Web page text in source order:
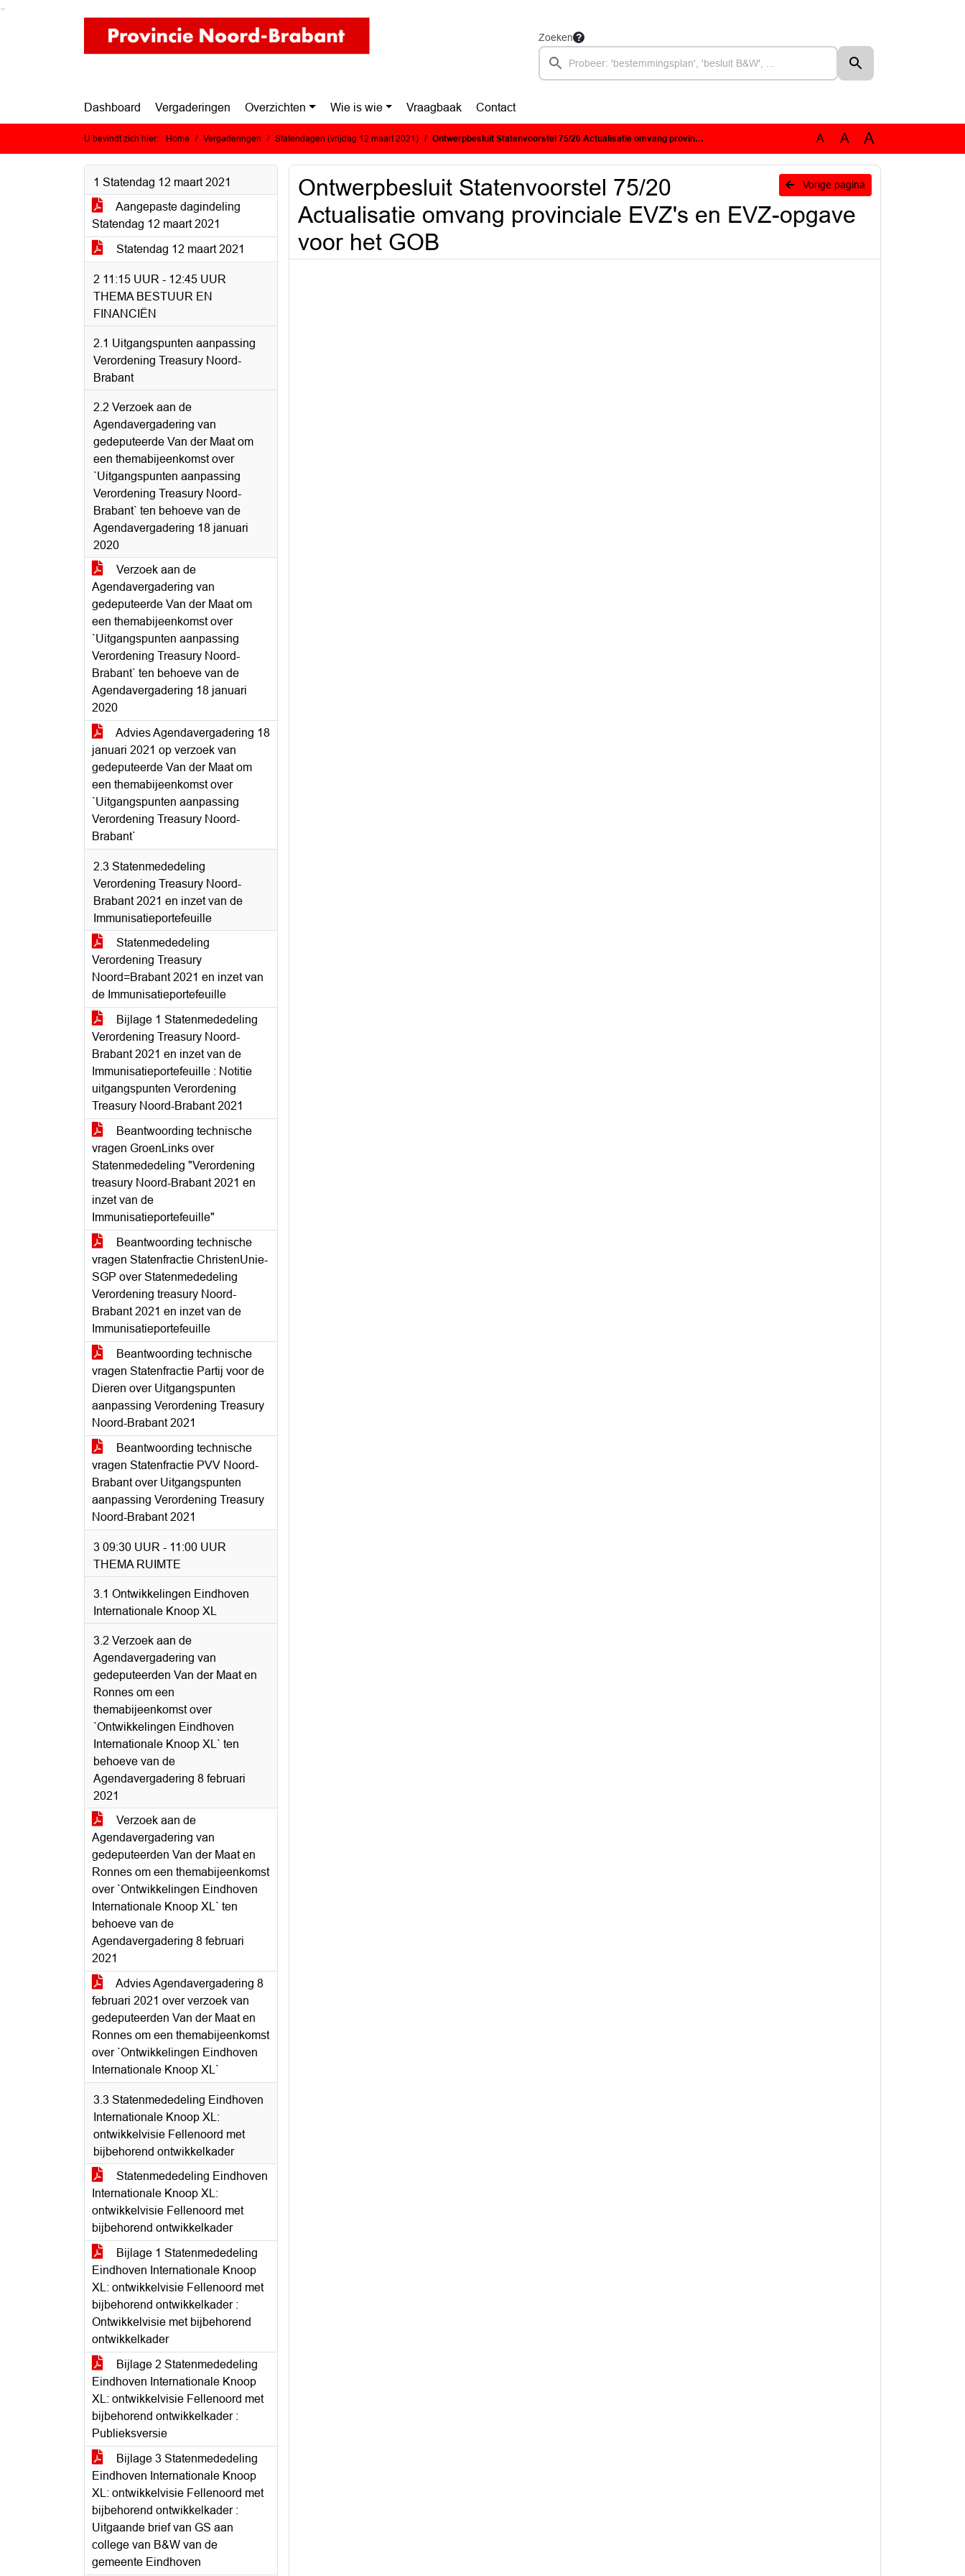
Ga naar de inhoud van deze pagina
Ga naar het zoeken
Ga naar het menu
Zoeken
Dashboard Vergaderingen Overzichten Wie is wie Vraagbaak Contact
U bevindt zich hier: Home Vergaderingen Statendagen (vrijdag 12 maart 2021) Ontwerpbesluit Statenvoorstel 75/20 Actualisatie omvang provinciale EVZ's en EVZ-opgave voor het GOB A A A
1 Statendag 12 maart 2021
Aangepaste dagindeling
Statendag 12 maart 2021
Statendag 12 maart 2021
2 11:15 UUR - 12:45 UUR
THEMA BESTUUR EN
FINANCIËN
2.1 Uitgangspunten aanpassing
Verordening Treasury Noord-
Brabant
2.2 Verzoek aan de
Agendavergadering van
gedeputeerde Van der Maat om
een themabijeenkomst over
`Uitgangspunten aanpassing
Verordening Treasury Noord-
Brabant` ten behoeve van de
Agendavergadering 18 januari
2020
Verzoek aan de
Agendavergadering van
gedeputeerde Van der Maat om
een themabijeenkomst over
`Uitgangspunten aanpassing
Verordening Treasury Noord-
Brabant` ten behoeve van de
Agendavergadering 18 januari
2020
Advies Agendavergadering 18
januari 2021 op verzoek van
gedeputeerde Van der Maat om
een themabijeenkomst over
`Uitgangspunten aanpassing
Verordening Treasury Noord-
Brabant`
2.3 Statenmededeling
Verordening Treasury Noord-
Brabant 2021 en inzet van de
Immunisatieportefeuille
Statenmededeling
Verordening Treasury
Noord=Brabant 2021 en inzet van
de Immunisatieportefeuille
Bijlage 1 Statenmededeling
Verordening Treasury Noord-
Brabant 2021 en inzet van de
Immunisatieportefeuille : Notitie
uitgangspunten Verordening
Treasury Noord-Brabant 2021
Beantwoording technische
vragen GroenLinks over
Statenmededeling "Verordening
treasury Noord-Brabant 2021 en
inzet van de
Immunisatieportefeuille"
Beantwoording technische
vragen Statenfractie ChristenUnie-
SGP over Statenmededeling
Verordening treasury Noord-
Brabant 2021 en inzet van de
Immunisatieportefeuille
Beantwoording technische
vragen Statenfractie Partij voor de
Dieren over Uitgangspunten
aanpassing Verordening Treasury
Noord-Brabant 2021
Beantwoording technische
vragen Statenfractie PVV Noord-
Brabant over Uitgangspunten
aanpassing Verordening Treasury
Noord-Brabant 2021
3 09:30 UUR - 11:00 UUR
THEMA RUIMTE
3.1 Ontwikkelingen Eindhoven
Internationale Knoop XL
3.2 Verzoek aan de
Agendavergadering van
gedeputeerden Van der Maat en
Ronnes om een
themabijeenkomst over
`Ontwikkelingen Eindhoven
Internationale Knoop XL` ten
behoeve van de
Agendavergadering 8 februari
2021
Verzoek aan de
Agendavergadering van
gedeputeerden Van der Maat en
Ronnes om een themabijeenkomst
over `Ontwikkelingen Eindhoven
Internationale Knoop XL` ten
behoeve van de
Agendavergadering 8 februari
2021
Advies Agendavergadering 8
februari 2021 over verzoek van
gedeputeerden Van der Maat en
Ronnes om een themabijeenkomst
over `Ontwikkelingen Eindhoven
Internationale Knoop XL`
3.3 Statenmededeling Eindhoven
Internationale Knoop XL:
ontwikkelvisie Fellenoord met
bijbehorend ontwikkelkader
Statenmededeling Eindhoven
Internationale Knoop XL:
ontwikkelvisie Fellenoord met
bijbehorend ontwikkelkader
Bijlage 1 Statenmededeling
Eindhoven Internationale Knoop
XL: ontwikkelvisie Fellenoord met
bijbehorend ontwikkelkader :
Ontwikkelvisie met bijbehorend
ontwikkelkader
Bijlage 2 Statenmededeling
Eindhoven Internationale Knoop
XL: ontwikkelvisie Fellenoord met
bijbehorend ontwikkelkader :
Publieksversie
Bijlage 3 Statenmededeling
Eindhoven Internationale Knoop
XL: ontwikkelvisie Fellenoord met
bijbehorend ontwikkelkader :
Uitgaande brief van GS aan
college van B&W van de
gemeente Eindhoven
Vorige pagina
Ontwerpbesluit Statenvoorstel 75/20
Actualisatie omvang provinciale EVZ's en EVZ-opgave
voor het GOB